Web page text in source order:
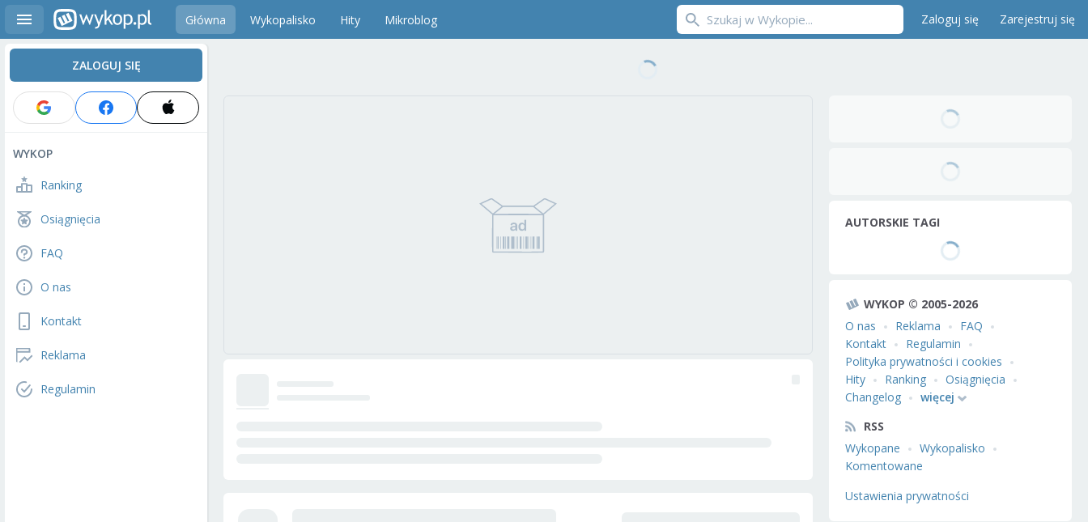
Główna Wykopalisko Hity Mikroblog Zaloguj się Zarejestruj się
ZALOGUJ SIĘ
WYKOP
Ranking
Osiągnięcia
FAQ
O nas
Kontakt
Reklama
Regulamin
AUTORSKIE TAGI
WYKOP © 2005-2026
O nas
Reklama
FAQ
Kontakt
Regulamin
Polityka prywatności i cookies
Hity
Ranking
Osiągnięcia
Changelog
więcej
RSS
Wykopane
Wykopalisko
Komentowane
Ustawienia prywatności